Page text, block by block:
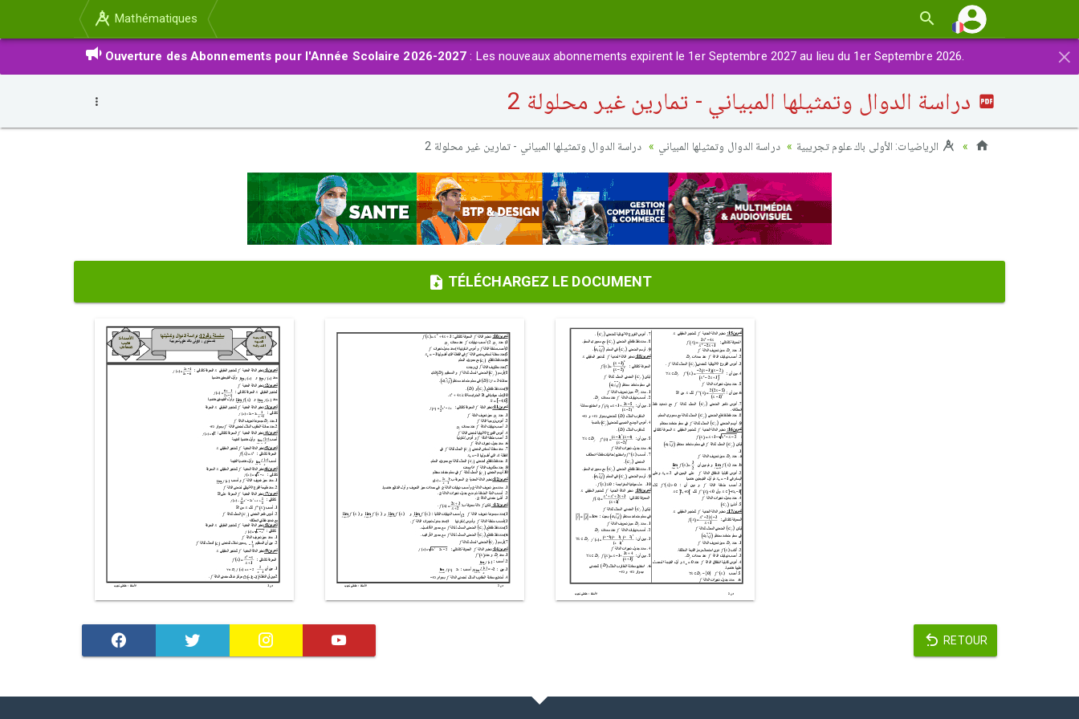
Mathématiques
×
Ouverture des Abonnements pour l'Année Scolaire 2026-2027 : Les nouveaux abonnements expirent le 1er Septembre 2027 au lieu du 1er Septembre 2026.
دراسة الدوال وتمثيلها المبياني - تمارين غير محلولة 2
الرياضيات: الأولى باك علوم تجريبية دراسة الدوال وتمثيلها المبياني دراسة الدوال وتمثيلها المبياني - تمارين غير محلولة 2
TÉLÉCHARGEZ LE DOCUMENT
RETOUR